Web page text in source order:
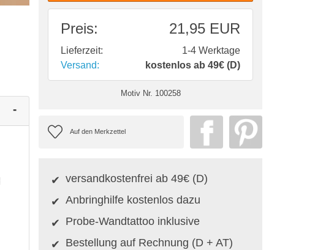
Preis: 21,95 EUR
Lieferzeit:
1-4 Werktage
Versand:
kostenlos ab 49€ (D)
Motiv Nr. 100258
versandkostenfrei ab 49€ (D)
Anbringhilfe kostenlos dazu
Probe-Wandtattoo inklusive
Bestellung auf Rechnung (D + AT)